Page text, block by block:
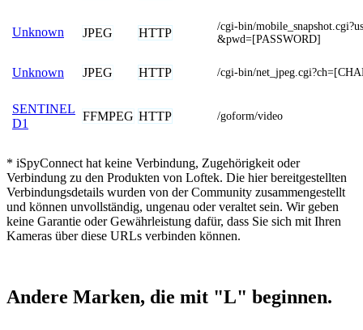
Unknown JPEG HTTP
/cgi-bin/
&pwd=[PASSWORD]
Unknown JPEG HTTP /cgi-bin/
SENTINEL
D1
FFMPEG HTTP /goform/video
* iSpyConnect hat keine Verbindung, Zugehörigkeit oder
Verbindung zu den Produkten von Loftek. Die hier bereitgestellten
Verbindungsdetails wurden von der Community zusammengestellt
und können unvollständig, ungenau oder veraltet sein. Wir geben
keine Garantie oder Gewährleistung dafür, dass Sie sich mit Ihren
Kameras über diese URLs verbinden können.
Andere Marken, die mit "L" beginnen.